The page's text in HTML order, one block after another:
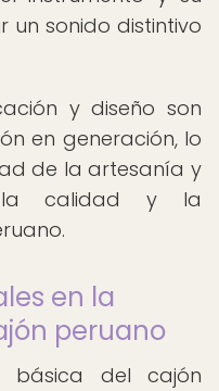
sonido distintivo
y diseño son
en generación, lo
de la artesanía y
la calidad y la
en la
peruano
básica del cajón